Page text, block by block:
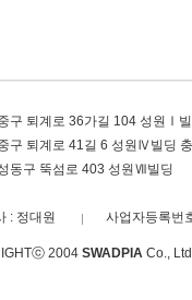
구 퇴계로 36가길 104 성원Ⅰ
구 퇴계로 41길 6 성원Ⅳ빌딩
동구 뚝섬로 403 성원Ⅶ빌딩
: 정대원 사업자등록번
2004 SWADPIA Co.,